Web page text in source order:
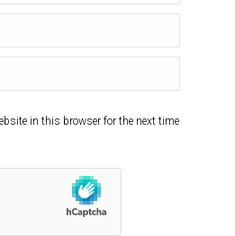
in this browser for the next time